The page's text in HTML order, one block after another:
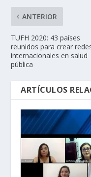
ANTERIOR
TUFH 2020: 43 países
reunidos para crear
internacionales en salud
pública
ARTÍCULOS